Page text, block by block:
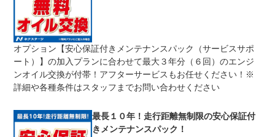
上限金額
車両本体価格
期間中は何度でも修理可能！修理金額は車両本体価格の１
００％までしっかり保証します。車両本体価格５０万円以
下の場合は５０万円まで保証します。
免責金
無し
保証修理の対象となる場合は、お客様の費用負担は一切ご
ざいません。
保証修理
全国のネクステージで受付可能！ご遠方でネクステージに
は、スタッフまでお気軽にお尋ねください。
整備付 法定12ヶ月または法定24ヶ月点検整備付
オプション【安心保証付きメンテナンスパック（サービスサポ
ート）】の加入プランに合わせて最大３年分（６回）のエンジ
ンオイル交換が付帯！アフターサービスもお任せください！※
詳細や各種条件はスタッフまでお問い合わせください
最長１０年！走行距離無制限の安心保証付
きメンテナンスパック！